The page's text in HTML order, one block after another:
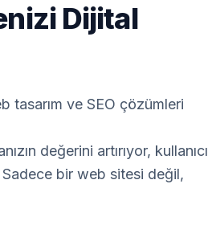
Dijital
tasarım ve SEO çözümleri
değerini artırıyor, kullanıcı
bir web sitesi değil,